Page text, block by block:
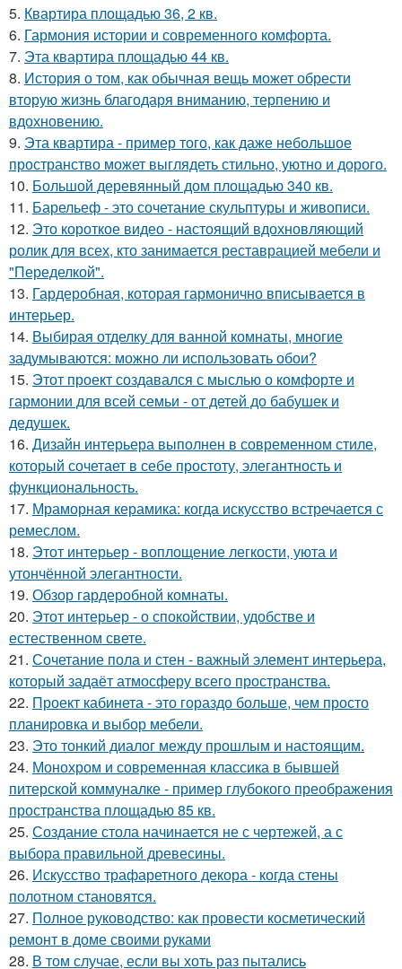
5. Квартира площадью 36, 2 кв.
6. Гармония истории и современного комфорта.
7. Эта квартира площадью 44 кв.
8. История о том, как обычная вещь может обрести
вторую жизнь благодаря вниманию, терпению и
вдохновению.
9. Эта квартира - пример того, как даже небольшое
пространство может выглядеть стильно, уютно и дорого.
10. Большой деревянный дом площадью 340 кв.
11. Барельеф - это сочетание скульптуры и живописи.
12. Это короткое видео - настоящий вдохновляющий
ролик для всех, кто занимается реставрацией мебели и
"Переделкой".
13. Гардеробная, которая гармонично вписывается в
интерьер.
14. Выбирая отделку для ванной комнаты, многие
задумываются: можно ли использовать обои?
15. Этот проект создавался с мыслью о комфорте и
гармонии для всей семьи - от детей до бабушек и
дедушек.
16. Дизайн интерьера выполнен в современном стиле,
который сочетает в себе простоту, элегантность и
функциональность.
17. Мраморная керамика: когда искусство встречается с
ремеслом.
18. Этот интерьер - воплощение легкости, уюта и
утончённой элегантности.
19. Обзор гардеробной комнаты.
20. Этот интерьер - о спокойствии, удобстве и
естественном свете.
21. Сочетание пола и стен - важный элемент интерьера,
который задаёт атмосферу всего пространства.
22. Проект кабинета - это гораздо больше, чем просто
планировка и выбор мебели.
23. Это тонкий диалог между прошлым и настоящим.
24. Монохром и современная классика в бывшей
питерской коммуналке - пример глубокого преображения
пространства площадью 85 кв.
25. Создание стола начинается не с чертежей, а с
выбора правильной древесины.
26. Искусство трафаретного декора - когда стены
полотном становятся.
27. Полное руководство: как провести косметический
ремонт в доме своими руками
28. В том случае, если вы хоть раз пытались